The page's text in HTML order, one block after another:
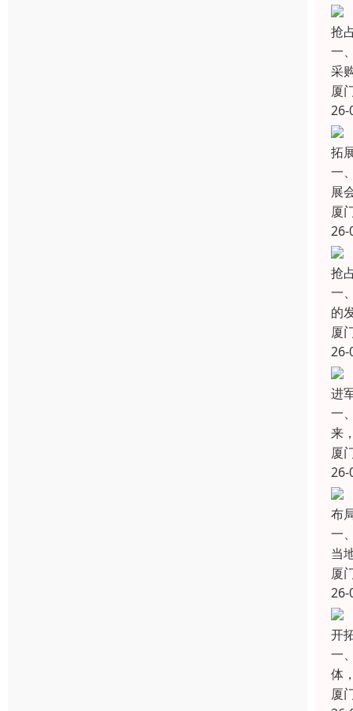
抢
一
采
厦
26-
拓
一
展
厦
26-
抢
一
的
厦
26-
进
一
来
厦
26-
布
一
当
厦
26-
开
一
体
厦